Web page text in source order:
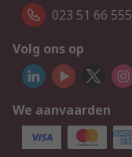
023 51 66 555
Volg ons op
We aanvaarden